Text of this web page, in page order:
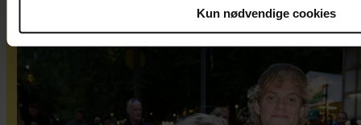
Kun nødvendige cookies